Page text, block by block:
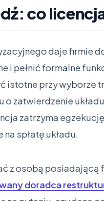
co
daje firmie
i pełnić formalne
istotne przy wyborze
zatwierdzenie
zatrzyma
spłatę układu.
z osobą
doradca